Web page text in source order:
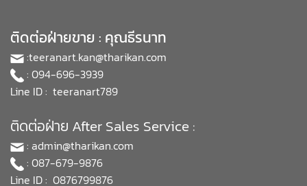
ติดต่อฝ่ายขาย : คุณธีรนาท
:teeranart.kan@tharikan.com
: 094-696-3939
Line ID : teeranart789
ติดต่อฝ่าย After Sales Service :
: admin@tharikan.com
: 087-679-9876
Line ID : 0876799876